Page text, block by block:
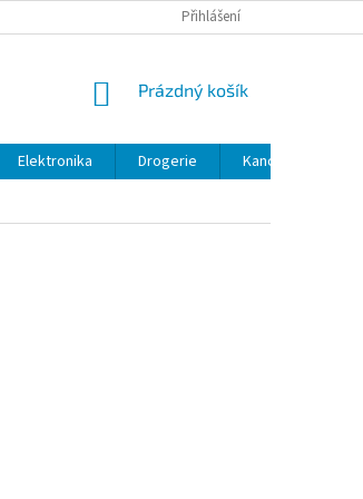
REKLAMACE A VRÁCENÍ ZBOŽÍ
Přihlášení
NÁKUPNÍ
Prázdný košík
Elektronika Drogerie
Kancelářské